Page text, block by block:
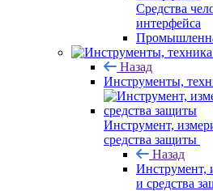
Средства
интерфейса
Назад
Инструменты,
Инструмент,
средства защиты
Назад
Инструмент,
и средства